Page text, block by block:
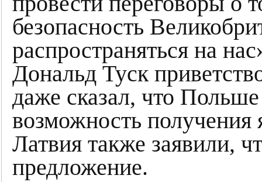
безопасность
распространяться на
Дональд Туск
даже сказал, что Польше
возможность
Латвия также заявили,
предложение.